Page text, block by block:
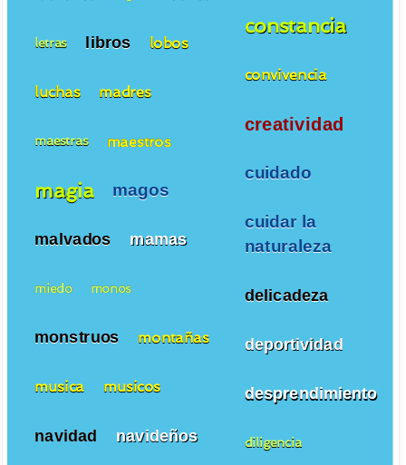
constancia
convivencia
creatividad
cuidado
cuidar la
naturaleza
delicadeza
deportividad
desprendimiento
diligencia
letras libros lobos
luchas madres
maestras maestros
magia magos
malvados mamas
miedo monos
monstruos montañas
musica musicos
navidad navideños